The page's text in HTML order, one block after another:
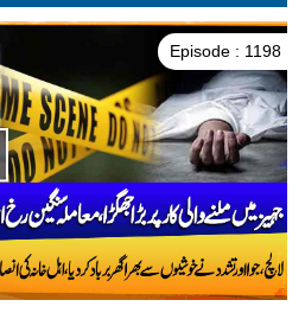
Episode : 1198